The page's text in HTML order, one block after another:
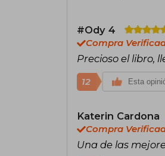
#Ody 4
Compra
Precioso el libro,
12 Esta
Katerin Cardona
Compra
Una de las